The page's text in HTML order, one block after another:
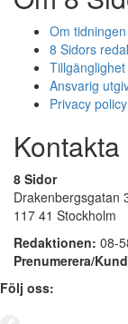
Om
8 Sidors
Ansvarig
Privacy
8 Sidor
Drakenbergsgatan
117 41 Stockholm
Redaktionen: 08-
Prenumerera/
Följ oss: